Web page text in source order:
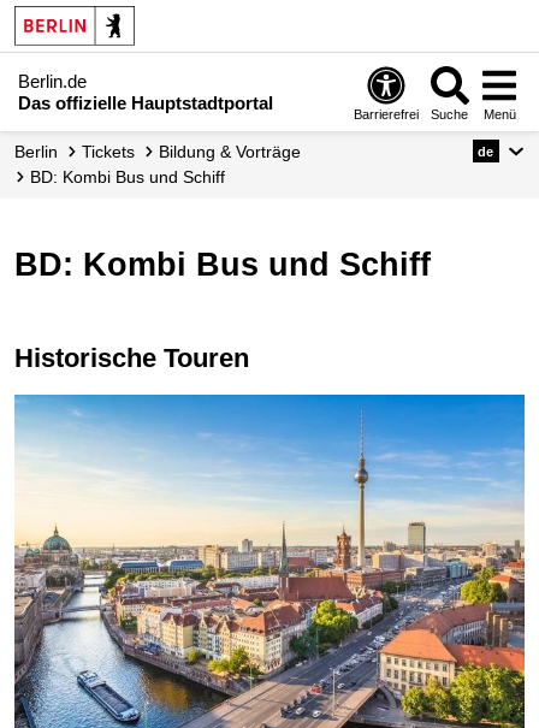
Berlin.de
Das offizielle Hauptstadtportal
Barrierefrei Suche Menü
Berlin Tickets
Bildung & Vorträge
BD: Kombi Bus und Schiff
de
BD: Kombi Bus und Schiff
Historische Touren